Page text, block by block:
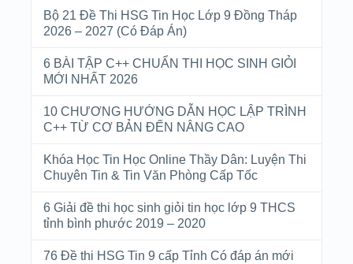
Bộ 21 Đề Thi HSG Tin Học Lớp 9 Đồng Tháp
2026 – 2027 (Có Đáp Án)
6 BÀI TẬP C++ CHUẨN THI HỌC SINH GIỎI
MỚI NHẤT 2026
10 CHƯƠNG HƯỚNG DẪN HỌC LẬP TRÌNH
C++ TỪ CƠ BẢN ĐẾN NÂNG CAO
Khóa Học Tin Học Online Thầy Dân: Luyện Thi
Chuyên Tin & Tin Văn Phòng Cấp Tốc
6 Giải đề thi học sinh giỏi tin học lớp 9 THCS
tỉnh bình phước 2019 – 2020
76 Đề thi HSG Tin 9 cấp Tỉnh Có đáp án mới